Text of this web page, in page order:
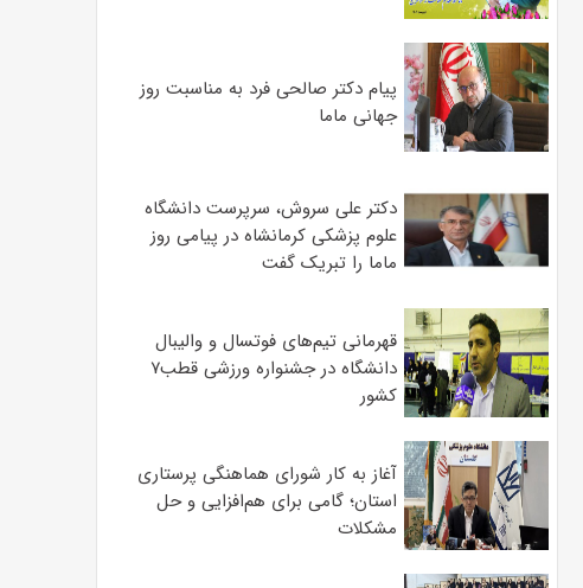
پیام دکتر صالحی فرد به مناسبت روز
جهانی ماما
دکتر علی سروش، سرپرست دانشگاه
علوم پزشکی کرمانشاه در پیامی روز
ماما را تبریک گفت
قهرمانی تیم‌های فوتسال و والیبال
دانشگاه در جشنواره ورزشی قطب۷
کشور
آغاز به کار شورای هماهنگی پرستاری
استان؛ گامی برای هم‌افزایی و حل
مشکلات